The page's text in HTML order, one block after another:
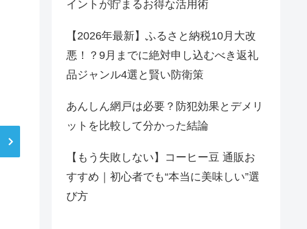
イントが貯まるお得な活用術
【2026年最新】ふるさと納税10月大改
悪！？9月までに絶対申し込むべき返礼
品ジャンル4選と賢い防衛策
あんしん網戸は必要？防犯効果とデメリ
ットを比較して分かった結論
【もう失敗しない】コーヒー豆 通販お
すすめ｜初心者でも“本当に美味しい”選
び方